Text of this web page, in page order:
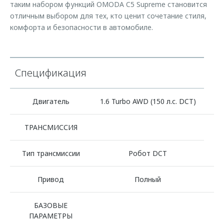
Трейд-ин
Калькулятор трейд-ин
Оригинальные аксессуары
Запчасти
таким набором функций OMODA C5 Supreme становится
отличным выбором для тех, кто ценит сочетание стиля,
комфорта и безопасности в автомобиле.
Спецификация
Двигатель 1.6 Turbo AWD (150 л.с. DCT)
ТРАНСМИССИЯ
Тип трансмиссии Робот DCT
Привод Полный
БАЗОВЫЕ
ПАРАМЕТРЫ